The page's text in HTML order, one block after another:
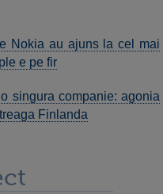
Nokia au ajuns la cel mai
e pe fir
singura companie: agonia
Finlanda